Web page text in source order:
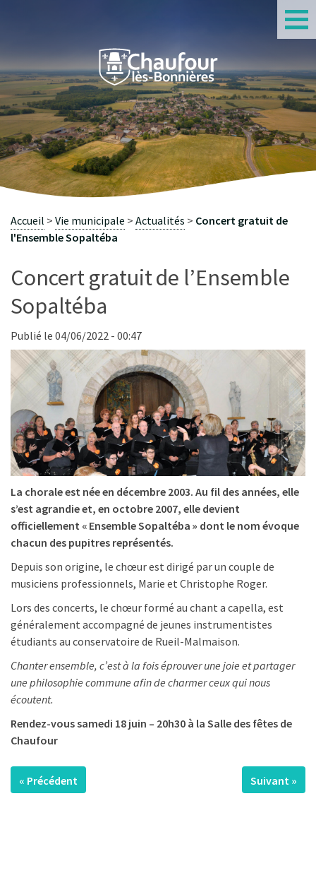
Concert gratuit de l’Ensemble
Sopaltéba
Publié le 04/06/2022 - 00:47
La chorale est née en décembre 2003. Au fil des années, elle
s’est agrandie et, en octobre 2007, elle devient
officiellement « Ensemble Sopaltéba » dont le nom évoque
chacun des pupitres représentés.
Depuis son origine, le chœur est dirigé par un couple de
musiciens professionnels, Marie et Christophe Roger.
Lors des concerts, le chœur formé au chant a capella, est
généralement accompagné de jeunes instrumentistes
étudiants au conservatoire de Rueil-Malmaison.
Chanter ensemble, c’est à la fois éprouver une joie et partager
une philosophie commune afin de charmer ceux qui nous
écoutent.
Rendez-vous samedi 18 juin – 20h30 à la Salle des fêtes de
Chaufour
« Précédent Suivant »
Accueil Vie municipale Actualités
Concert gratuit de
l'Ensemble Sopaltéba